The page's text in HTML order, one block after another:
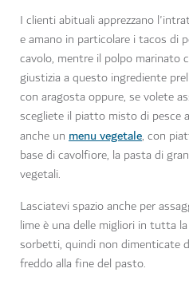
I clienti abituali apprezzano
e amano in particolare i tacos di
cavolo, mentre il polpo marinato
giustizia a questo ingrediente
con aragosta oppure, se volete
scegliete il piatto misto di pesce
anche un menu vegetale, con
base di cavolfiore, la pasta di
vegetali.
Lasciatevi spazio anche per
lime è una delle migliori in tutta
sorbetti, quindi non dimenticate
freddo alla fine del pasto.